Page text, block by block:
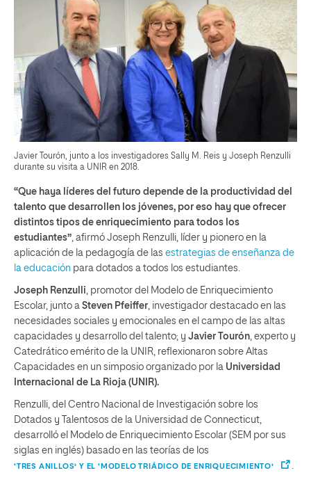
Javier Tourón, junto a los investigadores Sally M. Reis y Joseph Renzulli
durante su visita a UNIR en 2018.
“Que haya líderes del futuro depende de la productividad del
talento que desarrollen los jóvenes, por eso hay que ofrecer
distintos tipos de enriquecimiento para todos los
estudiantes” , afirmó Joseph Renzulli, líder y pionero en la
aplicación de la pedagogía de las estrategias de enseñanza de
la educación para dotados a todos los estudiantes.
Joseph Renzulli , promotor del Modelo de Enriquecimiento
Escolar, junto a Steven Pfeiffer , investigador destacado en las
necesidades sociales y emocionales en el campo de las altas
capacidades y desarrollo del talento; y Javier Tourón , experto y
Catedrático emérito de la UNIR, reflexionaron sobre Altas
Capacidades en un simposio organizado por la Universidad
Internacional de La Rioja (UNIR).
Renzulli, del Centro Nacional de Investigación sobre los
Dotados y Talentosos de la Universidad de Connecticut,
desarrolló el Modelo de Enriquecimiento Escolar (SEM por sus
siglas en inglés) basado en las teorías de los
‘TRES ANILLOS’ Y EL ‘MODELO TRIÁDICO DE ENRIQUECIMIENTO’